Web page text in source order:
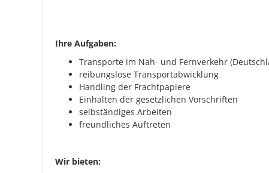
Ihre Aufgaben:
Transporte im Nah- und Fernverkehr
reibungslose Transportabwicklung
Handling der Frachtpapiere
Einhalten der gesetzlichen Vorschriften
selbständiges Arbeiten
freundliches Auftreten
Wir bieten: